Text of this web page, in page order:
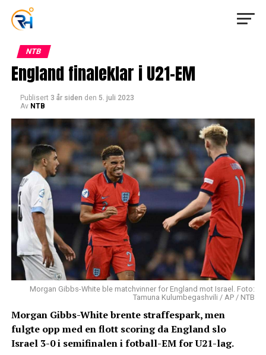
NTB
England finaleklar i U21-EM
Publisert 3 år siden den 5. juli 2023
Av NTB
Morgan Gibbs-White ble matchvinner for England mot Israel. Foto:
Tamuna Kulumbegashvili / AP / NTB
Morgan Gibbs-White brente straffespark, men
fulgte opp med en flott scoring da England slo
Israel 3-0 i semifinalen i fotball-EM for U21-lag.